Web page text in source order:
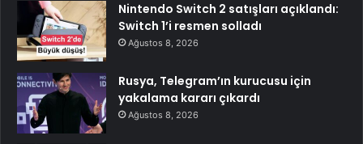
Nintendo Switch 2 satışları açıklandı:
Switch 1’i resmen solladı
Ağustos 8, 2026
Rusya, Telegram’ın kurucusu için
yakalama kararı çıkardı
Ağustos 8, 2026